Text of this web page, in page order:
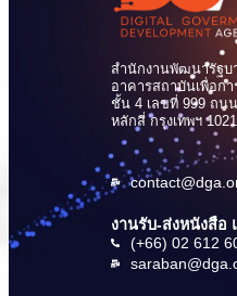
สำนักงานพัฒนารัฐบ
อาคารสถาบันเพื่อก
ชั้น 4 เลขที่ 999 ถน
หลักสี่ กรุงเทพฯ
งานรับ-ส่งหนังสือ
(+66) 02 612